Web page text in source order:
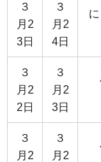
３
月2
3日
３
月2
4日
３
月2
2日
３
月2
3日
３
月2
３
月2